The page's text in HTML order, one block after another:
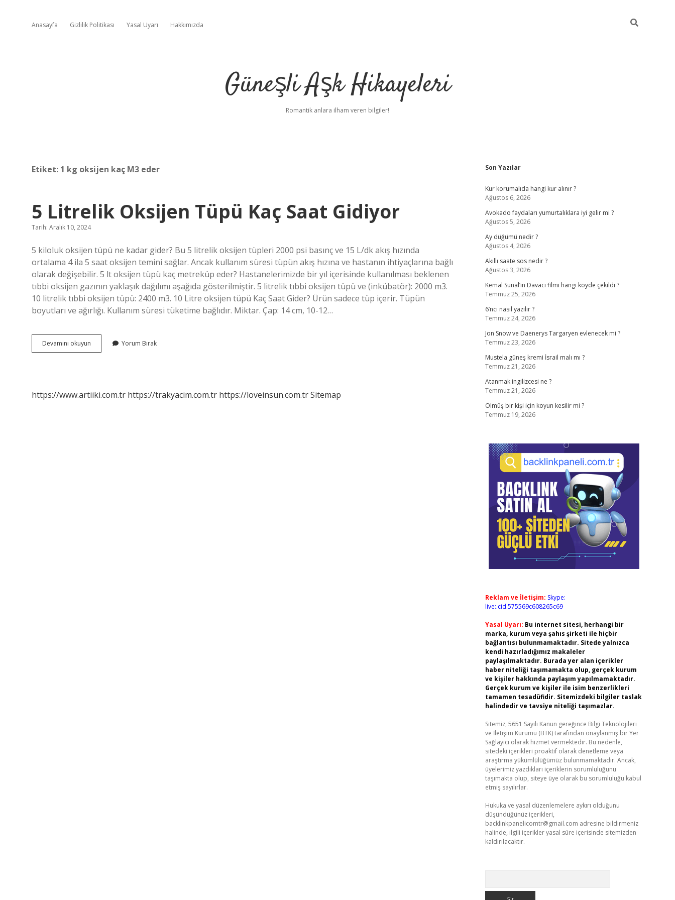
Anasayfa Gizlilik Politikası Yasal Uyarı Hakkımızda
Güneşli Aşk Hikayeleri
Romantik anlara ilham veren bilgiler!
Etiket: 1 kg oksijen kaç M3 eder
5 Litrelik Oksijen Tüpü Kaç Saat Gidiyor
Tarih: Aralık 10, 2024
5 kiloluk oksijen tüpü ne kadar gider? Bu 5 litrelik oksijen tüpleri 2000 psi basınç ve 15 L/dk akış hızında
ortalama 4 ila 5 saat oksijen temini sağlar. Ancak kullanım süresi tüpün akış hızına ve hastanın ihtiyaçlarına bağlı
olarak değişebilir. 5 lt oksijen tüpü kaç metreküp eder? Hastanelerimizde bir yıl içerisinde kullanılması beklenen
tıbbi oksijen gazının yaklaşık dağılımı aşağıda gösterilmiştir. 5 litrelik tıbbi oksijen tüpü ve (inkübatör): 2000 m3.
10 litrelik tıbbi oksijen tüpü: 2400 m3. 10 Litre oksijen tüpü Kaç Saat Gider? Ürün sadece tüp içerir. Tüpün
boyutları ve ağırlığı. Kullanım süresi tüketime bağlıdır. Miktar. Çap: 14 cm, 10-12…
Devamını okuyun
Litrelik
Gidiyor
Yorum Bırak
https://www.artiiki.com.tr https://trakyacim.com.tr https://loveinsun.com.trSitemap
Sidebar
Son Yazılar
Kur korumalıda hangi kur alınır ?
Ağustos 6, 2026
Avokado faydaları yumurtalıklara iyi gelir mi ?
Ağustos 5, 2026
Ay düğümü nedir ?
Ağustos 4, 2026
Akıllı saate sos nedir ?
Ağustos 3, 2026
Kemal Sunal’ın Davacı filmi hangi köyde çekildi ?
Temmuz 25, 2026
6’ncı nasıl yazılır ?
Temmuz 24, 2026
Jon Snow ve Daenerys Targaryen evlenecek mi ?
Temmuz 23, 2026
Mustela güneş kremi İsrail malı mı ?
Temmuz 21, 2026
Atanmak ingilizcesi ne ?
Temmuz 21, 2026
Ölmüş bir kişi için koyun kesilir mi ?
Temmuz 19, 2026
Reklam ve İletişim: Skype:
live:.cid.575569c608265c69
Yasal Uyarı: Bu internet sitesi, herhangi bir
marka, kurum veya şahıs şirketi ile hiçbir
bağlantısı bulunmamaktadır. Sitede yalnızca
kendi hazırladığımız makaleler
paylaşılmaktadır. Burada yer alan içerikler
haber niteliği taşımamakta olup, gerçek kurum
ve kişiler hakkında paylaşım yapılmamaktadır.
Gerçek kurum ve kişiler ile isim benzerlikleri
tamamen tesadüfidir. Sitemizdeki bilgiler taslak
halindedir ve tavsiye niteliği taşımazlar.
Sitemiz, 5651 Sayılı Kanun gereğince Bilgi Teknolojileri
ve İletişim Kurumu (BTK) tarafından onaylanmış bir Yer
Sağlayıcı olarak hizmet vermektedir. Bu nedenle,
sitedeki içerikleri proaktif olarak denetleme veya
araştırma yükümlülüğümüz bulunmamaktadır. Ancak,
üyelerimiz yazdıkları içeriklerin sorumluluğunu
taşımakta olup, siteye üye olarak bu sorumluluğu kabul
etmiş sayılırlar.
Hukuka ve yasal düzenlemelere aykırı olduğunu
düşündüğünüz içerikleri,
backlinkpanelicomtr@gmail.com adresine bildirmeniz
halinde, ilgili içerikler yasal süre içerisinde sitemizden
kaldırılacaktır.
betci